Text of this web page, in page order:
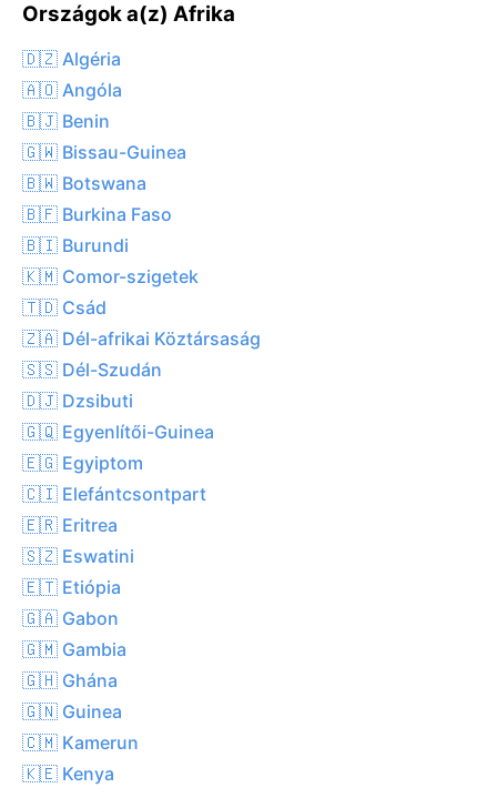
Országok a(z) Afrika
🇩🇿 Algéria
🇦🇴 Angóla
🇧🇯 Benin
🇬🇼 Bissau-Guinea
🇧🇼 Botswana
🇧🇫 Burkina Faso
🇧🇮 Burundi
🇰🇲 Comor-szigetek
🇹🇩 Csád
🇿🇦 Dél-afrikai Köztársaság
🇸🇸 Dél-Szudán
🇩🇯 Dzsibuti
🇬🇶 Egyenlítői-Guinea
🇪🇬 Egyiptom
🇨🇮 Elefántcsontpart
🇪🇷 Eritrea
🇸🇿 Eswatini
🇪🇹 Etiópia
🇬🇦 Gabon
🇬🇲 Gambia
🇬🇭 Ghána
🇬🇳 Guinea
🇨🇲 Kamerun
🇰🇪 Kenya